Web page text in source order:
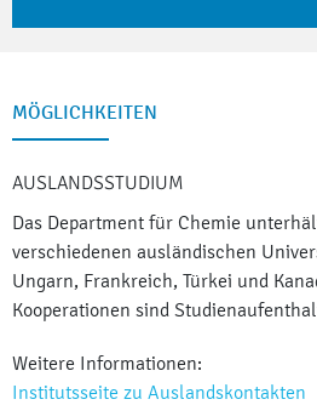
MÖGLICHKEITEN
AUSLANDSSTUDIUM
Das Department für Chemie
verschiedenen ausländischen
Ungarn, Frankreich, Türkei und
Kooperationen sind
Weitere Informationen:
Institutsseite zu Auslandskontakten